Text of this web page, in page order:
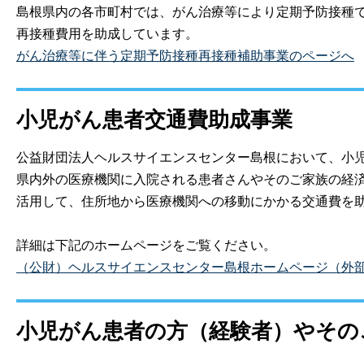
島根県内の各市町村では、がん治療等により定期予防接
再接種費用を助成しています。
がん治療等に伴う定期予防接種再接種補助事業のページへ
小児がん患者交通費助成事業
公益財団法人ヘルスサイエンスセンター島根において、
県内外の医療機関に入院される患者さんやそのご家族の
活用して、住所地から医療機関への移動にかかる交通費を
詳細は下記のホームページをご覧ください。
（公財）ヘルスサイエンスセンター島根ホームページ（外
小児がん患者の方（経験者）やそ